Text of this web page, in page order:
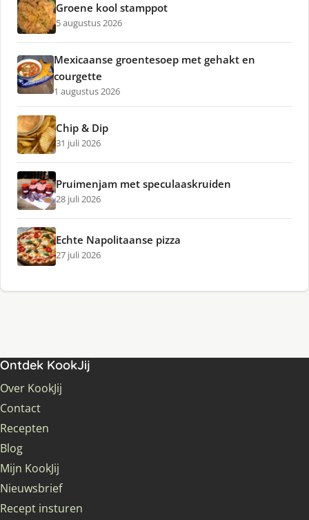
Groene kool stamppot
5 augustus 2026
Mexicaanse groentesoep met gehakt en
courgette
1 augustus 2026
Chip & Dip
31 juli 2026
Pruimenjam met speculaaskruiden
28 juli 2026
Echte Napolitaanse pizza
27 juli 2026
Ontdek KookJij
Over KookJij
Contact
Recepten
Blog
Mijn KookJij
Nieuwsbrief
Recept insturen